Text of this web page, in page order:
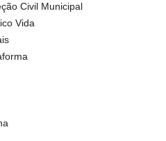
Civil Municipal
Vida